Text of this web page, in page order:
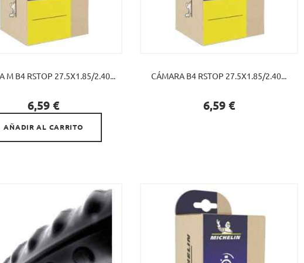
M B4 RSTOP 27.5X1.85/2.40...
Precio
6,59 €

AÑADIR AL CARRITO
CÁMARA B4 RSTOP 27.5X1.85/2.40...
Precio
6,59 €